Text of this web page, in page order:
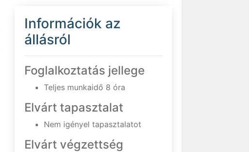
Információk az
állásról
Foglalkoztatás jellege
Teljes munkaidő 8 óra
Elvárt tapasztalat
Nem igényel tapasztalatot
Elvárt végzettség